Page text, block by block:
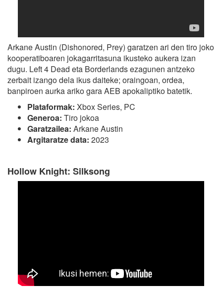
Arkane Austin (Dishonored, Prey) garatzen ari den tiro joko
kooperatiboaren jokagarritasuna ikusteko aukera izan
dugu. Left 4 Dead eta Borderlands ezagunen antzeko
zerbait izango dela ikus daiteke; oraingoan, ordea,
banpiroen aurka ariko gara AEB apokaliptiko batetik.
Plataformak: Xbox Series, PC
Generoa: Tiro jokoa
Garatzailea: Arkane Austin
Argitaratze data: 2023
Hollow Knight: Silksong